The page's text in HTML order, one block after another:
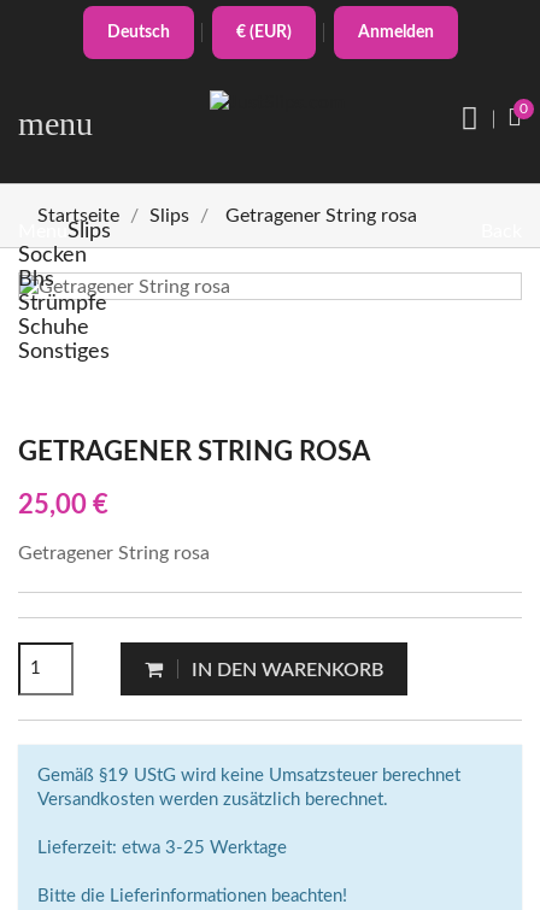
Deutsch € (EUR) Anmelden
menu 0
Slips
Socken
Bhs
Strümpfe
Schuhe
Sonstiges
Startseite Slips Getragener String rosa
GETRAGENER STRING ROSA
25,00 €
Getragener String rosa
IN DEN WARENKORB
Gemäß §19 UStG wird keine Umsatzsteuer berechnet
Versandkosten werden zusätzlich berechnet.
Lieferzeit: etwa 3-25 Werktage
Bitte die Lieferinformationen beachten!